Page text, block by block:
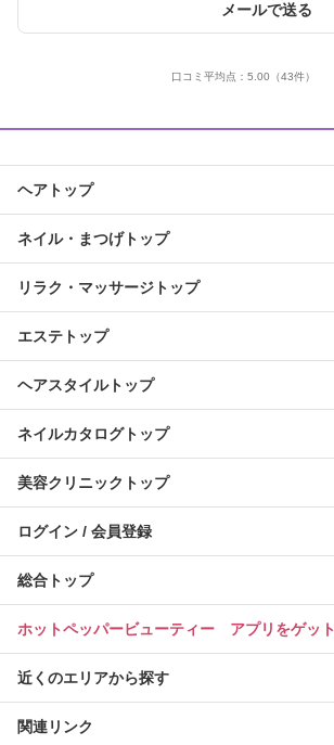
メールで送る
口コミ平均点： 5.00 （43件）
ヘアトップ
ネイル・まつげトップ
リラク・マッサージトップ
エステトップ
ヘアスタイルトップ
ネイルカタログトップ
美容クリニックトップ
ログイン / 会員登録
総合トップ
ホットペッパービューティー アプリをゲット
近くのエリアから探す
関連リンク